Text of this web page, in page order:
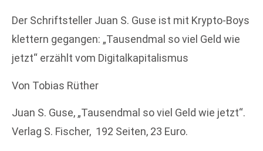
Der Schriftsteller Juan S. Guse ist mit Krypto-Boys
klettern gegangen: „Tausendmal so viel Geld wie
jetzt“ erzählt vom Digitalkapitalismus
Von Tobias Rüther
Juan S. Guse, „Tausendmal so viel Geld wie jetzt“.
Verlag S. Fischer, 192 Seiten, 23 Euro.